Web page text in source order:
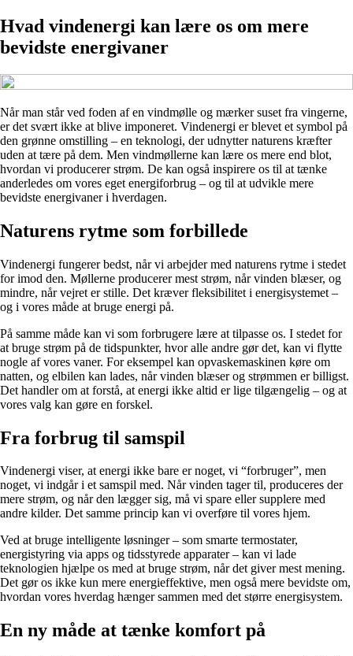
Hvad vindenergi kan lære os om mere
bevidste energivaner
Når man står ved foden af en vindmølle og mærker suset fra vingerne,
er det svært ikke at blive imponeret. Vindenergi er blevet et symbol på
den grønne omstilling – en teknologi, der udnytter naturens kræfter
uden at tære på dem. Men vindmøllerne kan lære os mere end blot,
hvordan vi producerer strøm. De kan også inspirere os til at tænke
anderledes om vores eget energiforbrug – og til at udvikle mere
bevidste energivaner i hverdagen.
Naturens rytme som forbillede
Vindenergi fungerer bedst, når vi arbejder med naturens rytme i stedet
for imod den. Møllerne producerer mest strøm, når vinden blæser, og
mindre, når vejret er stille. Det kræver fleksibilitet i energisystemet –
og i vores måde at bruge energi på.
På samme måde kan vi som forbrugere lære at tilpasse os. I stedet for
at bruge strøm på de tidspunkter, hvor alle andre gør det, kan vi flytte
nogle af vores vaner. For eksempel kan opvaskemaskinen køre om
natten, og elbilen kan lades, når vinden blæser og strømmen er billigst.
Det handler om at forstå, at energi ikke altid er lige tilgængelig – og at
vores valg kan gøre en forskel.
Fra forbrug til samspil
Vindenergi viser, at energi ikke bare er noget, vi “forbruger”, men
noget, vi indgår i et samspil med. Når vinden tager til, produceres der
mere strøm, og når den lægger sig, må vi spare eller supplere med
andre kilder. Det samme princip kan vi overføre til vores hjem.
Ved at bruge intelligente løsninger – som smarte termostater,
energistyring via apps og tidsstyrede apparater – kan vi lade
teknologien hjælpe os med at bruge strøm, når det giver mest mening.
Det gør os ikke kun mere energieffektive, men også mere bevidste om,
hvordan vores hverdag hænger sammen med det større energisystem.
En ny måde at tænke komfort på